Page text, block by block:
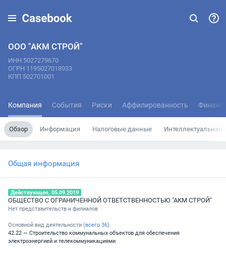
ООО "АКМ СТРОЙ"
ИНН 5027279670
ОГРН 1195027018933
КПП 502701001
Компания События Риски Аффилированность
Обзор Информация Налоговые данные Интеллектуальная
Общая информация
Действующее, 05.09.2019
ОБЩЕСТВО С ОГРАНИЧЕННОЙ ОТВЕТСТВЕННОСТЬЮ "АКМ СТРОЙ"
Нет представительств и филиалов
Основной вид деятельности (всего 36)
42.22 — Строительство коммунальных объектов для обеспечения
электроэнергией и телекоммуникациями